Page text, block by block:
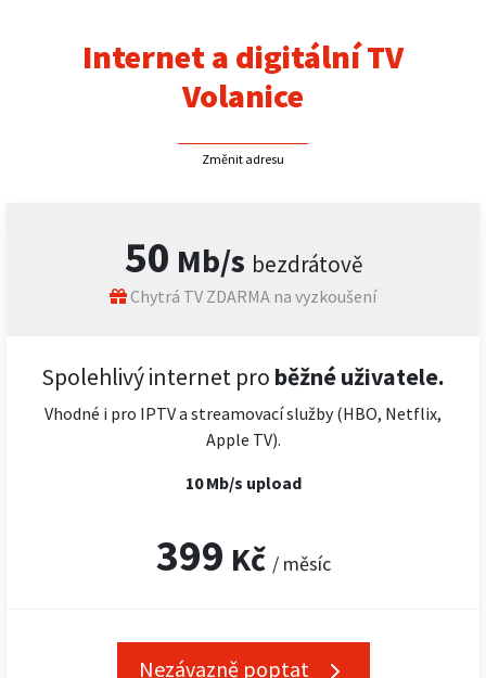
Internet a digitální TV
Volanice
Změnit adresu
50 Mb/s bezdrátově
Chytrá TV ZDARMA na vyzkoušení
Spolehlivý internet pro běžné uživatele.
Vhodné i pro IPTV a streamovací služby (HBO, Netflix,
Apple TV).
10 Mb/s upload
399 Kč / měsíc
Nezávazně poptat